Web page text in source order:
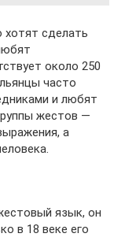
хотят сделать
около 250
часто
и любят
жестов —
а
язык, он
в 18 веке его